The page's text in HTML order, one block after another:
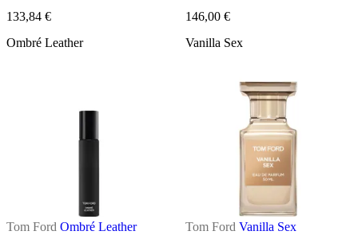
133,84 €
146,00 €
Ombré Leather
Tom Ford Ombré Leather
Vanilla Sex
Tom Ford Vanilla Sex